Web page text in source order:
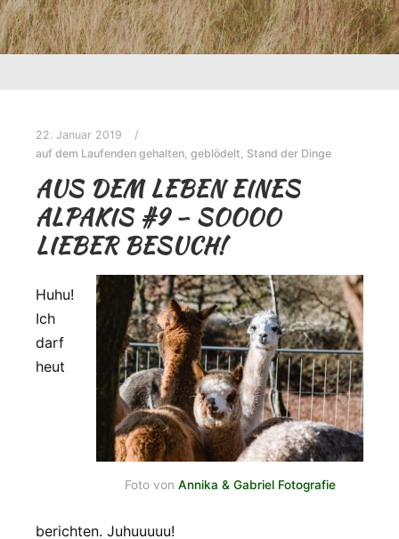
22. Januar 2019
auf dem Laufenden gehalten, geblödelt, Stand der Dinge
AUS DEM LEBEN EINES
ALPAKIS #9 – SOOOO
LIEBER BESUCH!
Foto von Annika & Gabriel Fotografie
Huhu!
Ich
darf
heut
berichten. Juhuuuuu!